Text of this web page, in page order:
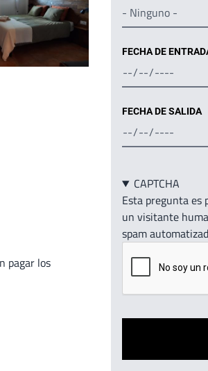
pagar los
FECHA DE
FECHA DE SALIDA
CAPTCHA
Esta pregunta es
un visitante
spam